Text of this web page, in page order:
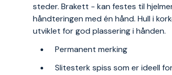
steder. Brakett - kan festes til
håndteringen med én hånd. Hull i
utviklet for god plassering i hånden.
Permanent merking
Slitesterk spiss som er ideell